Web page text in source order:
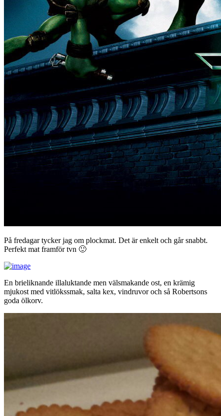
På fredagar tycker jag om plockmat. Det är enkelt och går snabbt.
Perfekt mat framför tvn 🙂
En brieliknande illaluktande men välsmakande ost, en krämig
mjukost med vitlökssmak, salta kex, vindruvor och så Robertsons
goda ölkorv.